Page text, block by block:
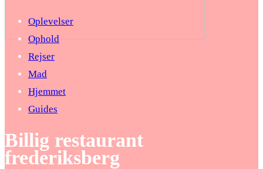
Oplevelser
Ophold
Rejser
Mad
Hjemmet
Guides
Billig restaurant
frederiksberg